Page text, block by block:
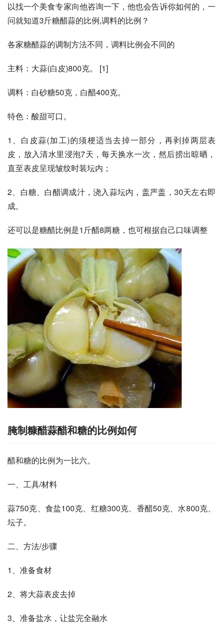
以找一个美食专家向他咨询一下，他也会告诉你如何的，一
问就知道3斤糖醋蒜的比例,调料的比例？
各家糖醋蒜的调制方法不同，调料比例会不同的
主料：大蒜(白皮)800克。 [1]
调料：白砂糖50克，白醋400克。
特色：酸甜可口。
1、白皮蒜(加工)的须梗适当去掉一部分，再剥掉两层表
皮，放入清水里浸泡7天，每天换水一次，然后捞出晾晒，
直至表皮呈现皱纹时装坛内；
2、白糖、白醋调成汁，浇入蒜坛内，盖严盖，30天左右即
成。
还可以是糖醋比例是1斤醋8两糖，也可根据自己口味调整
腌制糠醋蒜醋和糖的比例如何
醋和糖的比例为一比六。
一、工具/材料
蒜750克、食盐100克、红糖300克、香醋50克、水800克、
坛子。
二、方法/步骤
1、准备食材
2、将大蒜表皮去掉
3、准备盐水，让盐完全融水